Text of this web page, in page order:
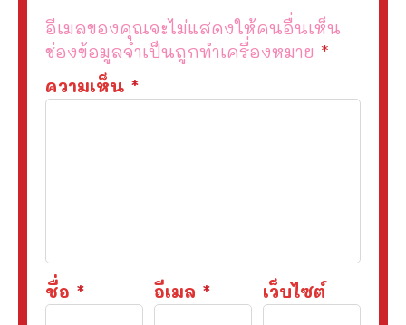
อีเมลของคุณจะไม่แสดงให้คนอื่นเห็น
ช่องข้อมูลจำเป็นถูกทำเครื่องหมาย *
ความเห็น *
ชื่อ * อีเมล * เว็บไซต์